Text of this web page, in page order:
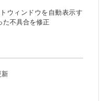
ウィンドウを自動表示す
た不具合を修正
新